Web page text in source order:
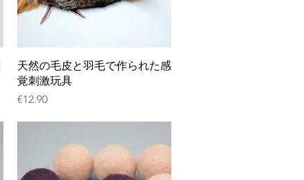
クイックビュー
天然の毛皮と羽毛で作られた感
覚刺激玩具
価格
€12.90